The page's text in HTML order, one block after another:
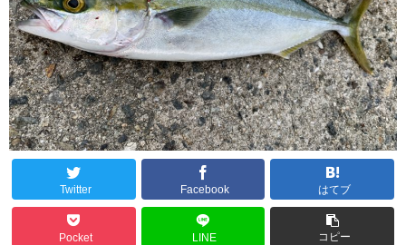
Twitter Facebook はてブ
Pocket LINE コピー